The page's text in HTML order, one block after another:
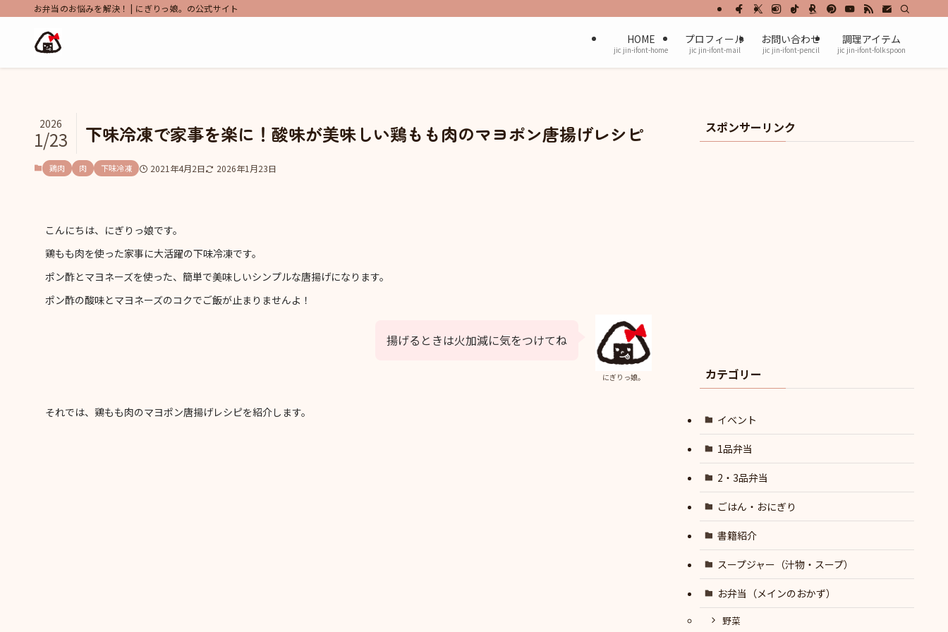
お弁当のお悩みを解決！ | にぎりっ娘。の公式サイト
HOME
jic jin-ifont-home
プロフィール
jic jin-ifont-mail
お問い合わせ
jic jin-ifont-pencil
調理アイテム
jic jin-ifont-folkspoon
下味冷凍で家事を楽に！酸味が美味しい鶏もも肉のマヨポン唐揚げレシピ
2026
1/23
鶏肉 肉 下味冷凍 2021年4月2日 2026年1月23日
こんにちは、にぎりっ娘です。
鶏もも肉を使った家事に大活躍の下味冷凍です。
ポン酢とマヨネーズを使った、簡単で美味しいシンプルな唐揚げになります。
ポン酢の酸味とマヨネーズのコクでご飯が止まりませんよ！
にぎりっ娘。
揚げるときは火加減に気をつけてね
それでは、鶏もも肉のマヨポン唐揚げレシピを紹介します。
スポンサーリンク
カテゴリー
イベント
1品弁当
2・3品弁当
ごはん・おにぎり
書籍紹介
スープジャー（汁物・スープ）
お弁当（メインのおかず）
野菜